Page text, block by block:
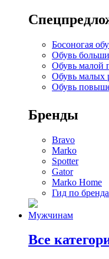
Босоногая
Обувь
Обувь малой
Обувь малых
Обувь
Бренды
Bravo
Marko
Spotter
Gator
Marko Home
Гид по
Мужчинам
Все